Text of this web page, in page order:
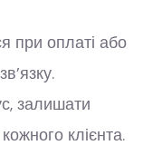
при оплаті або
залишати
клієнта.